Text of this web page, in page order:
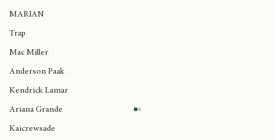
RnB
MARIAN
Trap
Mac Miller
Anderson Paak
Kendrick Lamar
Ariana Grande